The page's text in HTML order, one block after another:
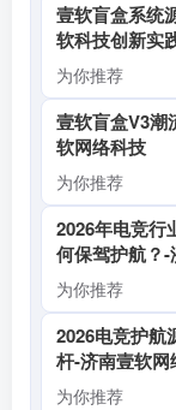
壹软盲盒系统
软科技创新实
为你推荐
壹软盲盒V3潮
软网络科技
为你推荐
2026年电竞行
何保驾护航？
为你推荐
2026电竞护航
杆-济南壹软网
为你推荐